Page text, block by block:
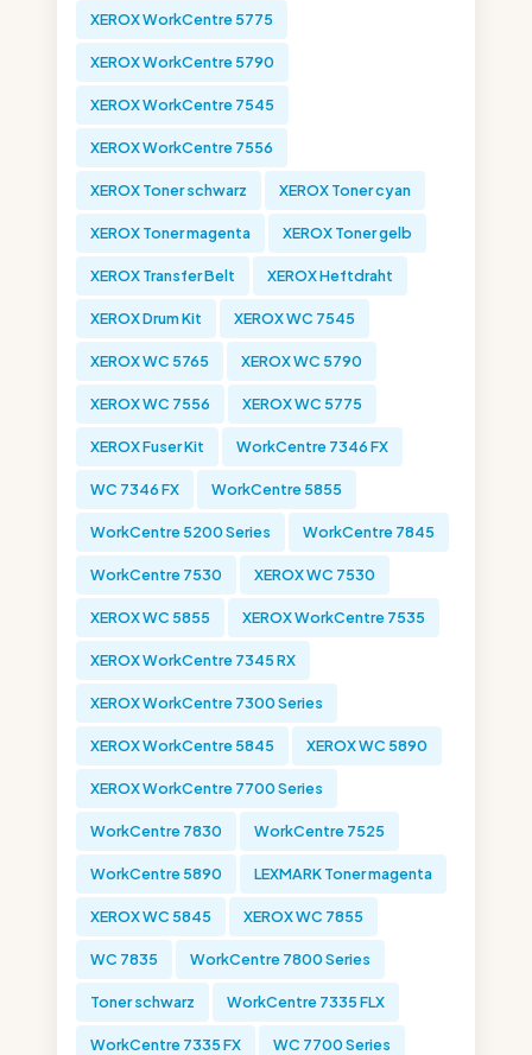
XEROX WorkCentre 5775
XEROX WorkCentre 5790
XEROX WorkCentre 7545
XEROX WorkCentre 7556
XEROX Toner schwarz XEROX Toner cyan
XEROX Toner magenta XEROX Toner gelb
XEROX Transfer Belt XEROX Heftdraht
XEROX Drum Kit XEROX WC 7545
XEROX WC 5765 XEROX WC 5790
XEROX WC 7556 XEROX WC 5775
XEROX Fuser Kit WorkCentre 7346 FX
WC 7346 FX WorkCentre 5855
WorkCentre 5200 Series WorkCentre 7845
WorkCentre 7530 XEROX WC 7530
XEROX WC 5855 XEROX WorkCentre 7535
XEROX WorkCentre 7345 RX
XEROX WorkCentre 7300 Series
XEROX WorkCentre 5845 XEROX WC 5890
XEROX WorkCentre 7700 Series
WorkCentre 7830 WorkCentre 7525
WorkCentre 5890 LEXMARK Toner magenta
XEROX WC 5845 XEROX WC 7855
WC 7835 WorkCentre 7800 Series
Toner schwarz WorkCentre 7335 FLX
WorkCentre 7335 FX WC 7700 Series